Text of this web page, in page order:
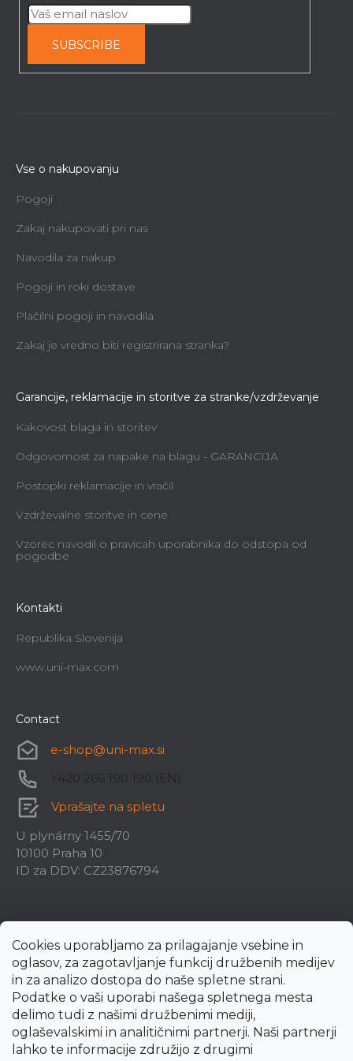
Cookies uporabljamo za prilagajanje vsebine in
oglasov, za zagotavljanje funkcij družbenih medijev
in za analizo dostopa do naše spletne strani.
Podatke o vaši uporabi našega spletnega mesta
delimo tudi z našimi družbenimi mediji,
oglaševalskimi in analitičnimi partnerji. Naši partnerji
lahko te informacije združijo z drugimi
SUBSCRIBE
Vse o nakupovanju
Pogoji
Zakaj nakupovati pri nas
Navodila za nakup
Pogoji in roki dostave
Plačilni pogoji in navodila
Zakaj je vredno biti registrirana stranka?
Garancije, reklamacije in storitve za stranke/vzdrževanje
Kakovost blaga in storitev
Odgovornost za napake na blagu - GARANCIJA
Postopki reklamacije in vračil
Vzdrževalne storitve in cene
Vzorec navodil o pravicah uporabnika do odstopa od
pogodbe
Kontakti
Republika Slovenija
www.uni-max.com
Contact
e-shop@uni-max.si
+420 266 190 190 (EN)
Vprašajte na spletu
U plynárny 1455/70
10100 Praha 10
ID za DDV: CZ23876794